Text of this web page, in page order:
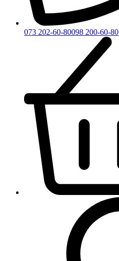
073 202-60-80098 200-60-80